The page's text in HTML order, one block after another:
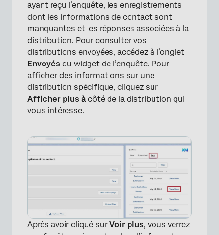
ayant reçu l’enquête, les enregistrements
dont les informations de contact sont
manquantes et les réponses associées à la
distribution. Pour consulter vos
distributions envoyées, accédez à l’onglet
Envoyés du widget de l’enquête. Pour
afficher des informations sur une
distribution spécifique, cliquez sur
Afficher plus à côté de la distribution qui
vous intéresse.
Après avoir cliqué sur Voir plus, vous verrez